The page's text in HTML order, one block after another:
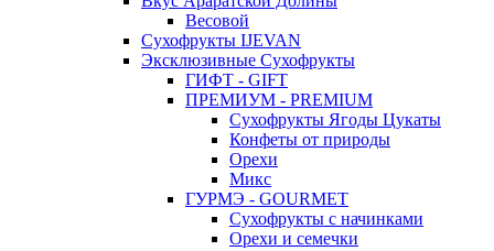
Весовой
Сухофрукты IJEVAN
Эксклюзивные Сухофрукты
ГИФТ - GIFT
ПРЕМИУМ - PREMIUM
Сухофрукты Ягоды Цукаты
Конфеты от природы
Орехи
Микс
ГУРМЭ - GOURMET
Сухофрукты с начинками
Орехи и семечки